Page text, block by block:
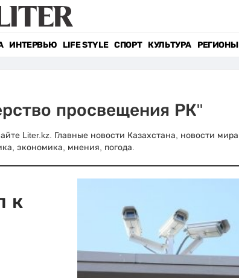
ИНТЕРВЬЮ LIFE STYLE СПОРТ КУЛЬТУРА РЕГИОНЫ
просвещения РК"
Liter.kz. Главные новости Казахстана, новости мира,
экономика, мнения, погода.
к